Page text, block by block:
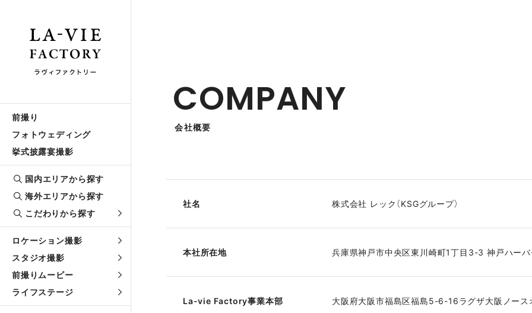
前撮り
フォトウェディング
挙式披露宴撮影
国内エリアから探す
海外エリアから探す
こだわりから探す
ロケーション撮影
スタジオ撮影
前撮りムービー
ライフステージ
COMPANY
会社概要
社名 株式会社 レック（KSGグループ）
本社所在地 兵庫県神戸市中央区東川崎町1丁目3-3 神戸ハー
La-vie Factory事業本部 大阪府大阪市福島区福島5-6-16ラグザ大阪ノース